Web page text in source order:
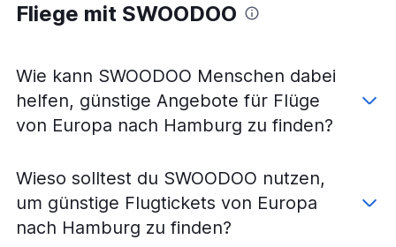
Flüge von Zürich nach Bremen
Flüge von Zürich nach Frankfurt Hahn
Flüge von Genf nach Frankfurt am Main
Flüge von Basel nach Hannover
Flüge von Oakland nach München
Flüge von Zürich nach München
Fliege mit SWOODOO
Wie kann SWOODOO Menschen dabei
helfen, günstige Angebote für Flüge
von Europa nach Hamburg zu finden?
Wieso solltest du SWOODOO nutzen,
um günstige Flugtickets von Europa
nach Hamburg zu finden?